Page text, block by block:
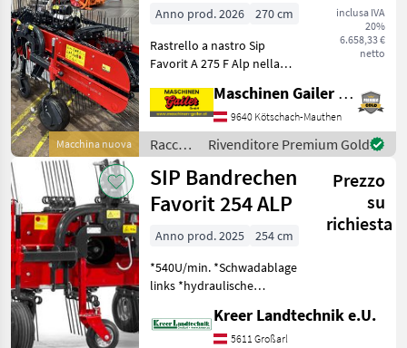
Macchina nuova
a nastro,
dotazione
completa
inclusa IVA
20%
6.658,33 €
netto
Anno prod. 2026
270 cm
Rastrello a nastro Sip
Favorit A 275 F Alp nella
Larghezza di lavoro 270 cm
* Larghezza esterna 315 cm
* Peso proprio 353 kg * 5
denti per fila
Maschinen Gailer GmbH
9640 Kötschach-Mauthen
Raccolta
mangimi
/ SIP
Rivenditore Premium Gold
SIP Bandrechen
Favorit 254 ALP
Prezzo
su
richiesta
Anno prod. 2025
254 cm
*540U/min. *Schwadablage
links *hydraulische
Lager: SIP 234 Alpin, FavoritKreer Landtechnik e.U.
5611 Großarl